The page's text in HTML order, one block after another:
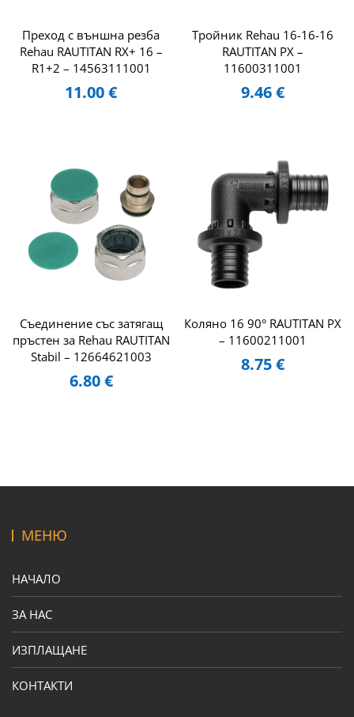
Преход с външна резба
Rehau RAUTITAN RX+ 16 –
R1+2 – 14563111001
11.00€
Тройник Rehau 16-16-16
RAUTITAN PX –
11600311001
9.46€
Съединение със затягащ
пръстен за Rehau RAUTITAN
Stabil – 12664621003
6.80€
Коляно 16 90° RAUTITAN PX
– 11600211001
8.75€
МЕНЮ
НАЧАЛО
ЗА НАС
ИЗПЛАЩАНЕ
КОНТАКТИ